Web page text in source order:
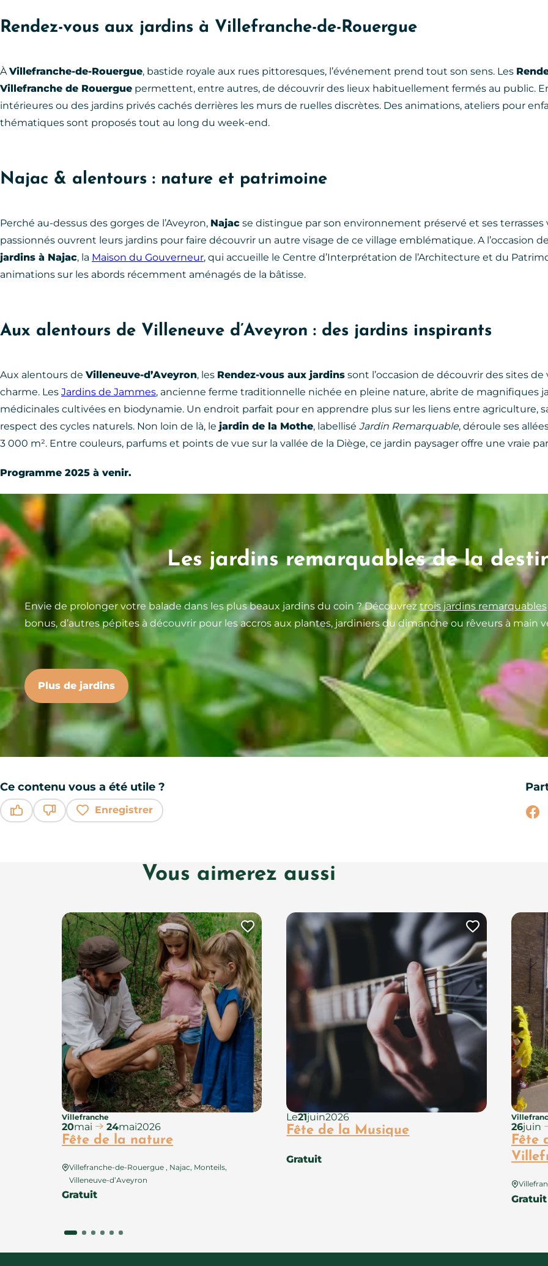
Rendez-vous aux jardins à Villefranche-de-Rouergue
À Villefranche-de-Rouergue, bastide royale aux rues pittoresques, l’événement prend tout son sens. Les
Villefranche de Rouergue permettent, entre autres, de découvrir des lieux habituellement fermés au public.
intérieures ou des jardins privés cachés derrières les murs de ruelles discrètes. Des animations, ateliers pour
thématiques sont proposés tout au long du week-end.
Najac & alentours : nature et patrimoine
Perché au-dessus des gorges de l’Aveyron, Najac se distingue par son environnement préservé et ses terrasses
passionnés ouvrent leurs jardins pour faire découvrir un autre visage de ce village emblématique. A l’occasion
jardins à Najac, la Maison du Gouverneur, qui accueille le Centre d’Interprétation de l’Architecture et du
animations sur les abords récemment aménagés de la bâtisse.
Aux alentours de Villeneuve d’Aveyron : des jardins inspirants
Aux alentours de Villeneuve-d’Aveyron, les Rendez-vous aux jardins sont l’occasion de découvrir des sites
charme. Les Jardins de Jammes, ancienne ferme traditionnelle nichée en pleine nature, abrite de magnifiques
médicinales cultivées en biodynamie. Un endroit parfait pour en apprendre plus sur les liens entre agriculture,
respect des cycles naturels. Non loin de là, le jardin de la Mothe, labellisé Jardin Remarquable, déroule ses
3 000 m². Entre couleurs, parfums et points de vue sur la vallée de la Diège, ce jardin paysager offre une vraie
Programme 2025 à venir.
Les jardins remarquables de la
Envie de prolonger votre balade dans les plus beaux jardins du coin ? Découvrez trois jardins remarquables
bonus, d’autres pépites à découvrir pour les accros aux plantes, jardiniers du dimanche ou rêveurs à main
Plus de jardins
Ce contenu vous a été utile ?
Enregistrer
Vous aimerez aussi
Villefranche
20mai 24mai2026
Fête de la nature
Villefranche-de-Rouergue , Najac, Monteils,
Villeneuve-d’Aveyron
Gratuit
Ajouter cette page au carnet de voyage ?
Le21juin2026
Fête de la Musique
Gratuit
Ajouter
26juin
Fête
Gratuit